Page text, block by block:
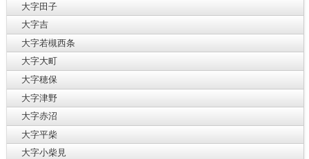
大字田子
大字吉
大字若槻西条
大字大町
大字穂保
大字津野
大字赤沼
大字平柴
大字小柴見